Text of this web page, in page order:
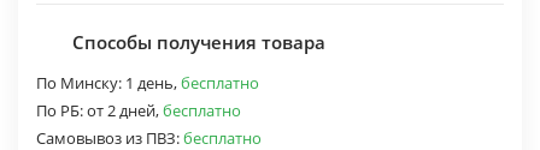
Способы получения товара
По Минску: 1 день,бесплатно
По РБ:от 2 дней,бесплатно
Самовывоз из ПВЗ:бесплатно